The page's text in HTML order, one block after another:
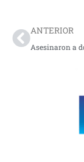
ANTERIOR